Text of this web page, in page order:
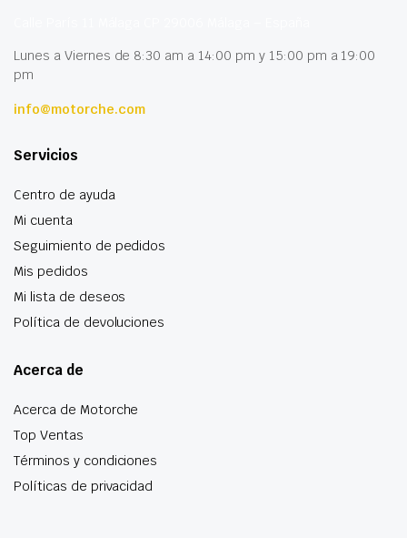
Lunes a Viernes de 8:30 am a 14:00 pm y 15:00 pm a 19:00
pm
info@motorche.com
Servicios
Centro de ayuda
Mi cuenta
Seguimiento de pedidos
Mis pedidos
Mi lista de deseos
Política de devoluciones
Acerca de
Acerca de Motorche
Top Ventas
Términos y condiciones
Políticas de privacidad